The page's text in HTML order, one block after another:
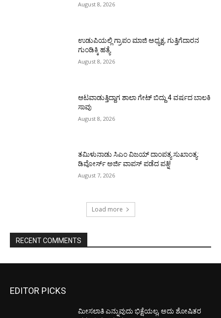
August 8, 2026
ಉಡುಪಿಯಲ್ಲಿ ಗ್ರಾಪಂ ಮಾಜಿ ಅಧ್ಯಕ್ಷ, ಗುತ್ತಿಗೆದಾರನ
ಗುಂಡಿಕ್ಕಿ ಹತ್ಯೆ
August 8, 2026
ಆಟವಾಡುತ್ತಿದ್ದಾಗ ಶಾಲಾ ಗೇಟ್‌ ಬಿದ್ದು 4 ವರ್ಷದ ಬಾಲಕಿ
ಸಾವು
August 8, 2026
ತಮಿಳುನಾಡು ಸಿಎಂ ವಿಜಯ್‌ ದಾಂಪತ್ಯ ಸುಖಾಂತ್ಯ:
ಡಿವೋರ್ಸ್‌ ಅರ್ಜಿ ವಾಪಸ್‌ ಪಡೆದ ಪತ್ನಿ!
August 7, 2026
Load more
RECENT COMMENTS
EDITOR PICKS
ಮೀಸಲಾತಿ ಎನ್ನುವುದು ಭಿಕ್ಷೆಯಲ್ಲ, ಅದು ಶೋಷಿತರ